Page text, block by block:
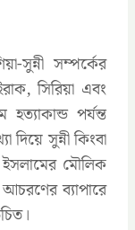
সুন্নী সম্পর্কের
সিরিয়া এবং
হত্যাকান্ড পর্যন্ত
সুন্নী কিংবা
মৌলিক
ব্যাপারে